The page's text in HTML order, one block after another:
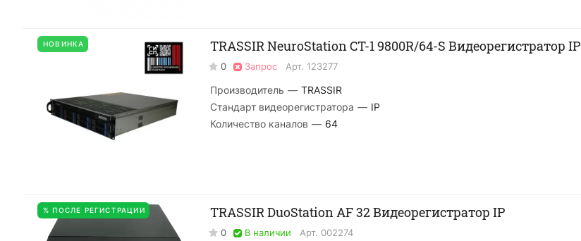
НОВИНКА TRASSIR NeuroStation CT-1 9800R/64-S Видеорегистратор IP
0 Запрос Арт. 123277
Производитель — TRASSIR
Стандарт видеорегистратора — IP
Количество каналов — 64
% ПОСЛЕ РЕГИСТРАЦИИ TRASSIR DuoStation AF 32 Видеорегистратор IP
0 В наличии Арт. 002274